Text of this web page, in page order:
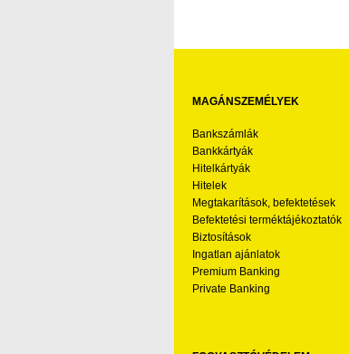
MAGÁNSZEMÉLYEK
Bankszámlák
Bankkártyák
Hitelkártyák
Hitelek
Megtakarítások, befektetések
Befektetési terméktájékoztatók
Biztosítások
Ingatlan ajánlatok
Premium Banking
Private Banking